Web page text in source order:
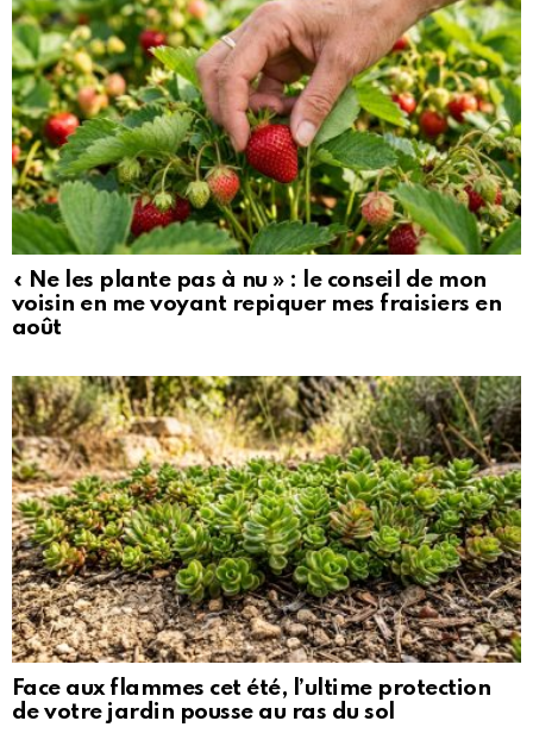
« Ne les plante pas à nu » : le conseil de mon
voisin en me voyant repiquer mes fraisiers en
août
Face aux flammes cet été, l’ultime protection
de votre jardin pousse au ras du sol